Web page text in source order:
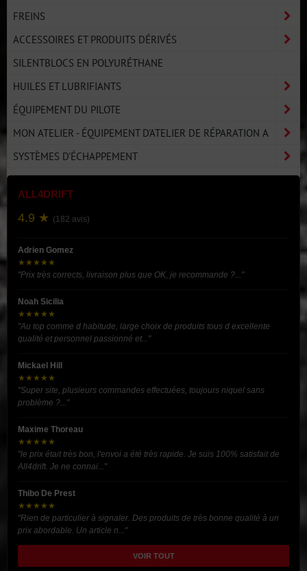
FREINS
ACCESSOIRES ET PRODUITS DÉRIVÉS
SILENTBLOCS EN POLYURÉTHANE
HUILES ET LUBRIFIANTS
ÉQUIPEMENT DU PILOTE
MON ATELIER - ÉQUIPEMENT D'ATELIER DE RÉPARATION A
SYSTÈMES D'ÉCHAPPEMENT
ALL4DRIFT
4.9 ★ (182 avis)
Adrien Gomez
★★★★★
"Prix très corrects, livraison plus que OK, je recommande ?..."
Noah Sicilia
★★★★★
"Au top comme d habitude, large choix de produits tous d excellente
qualité et personnel passionné et..."
Mickael Hill
★★★★★
"Super site, plusieurs commandes effectuées, toujours niquel sans
problème ?..."
Maxime Thoreau
★★★★★
"le prix était très bon, l'envoi a été très rapide. Je suis 100% satisfait de
All4drift. Je ne connai..."
Thibo De Prest
★★★★★
"Rien de particulier à signaler. Des produits de très bonne qualité à un
prix abordable. Un article n..."
VOIR TOUT